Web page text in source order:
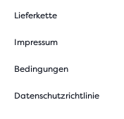
Lieferkette
Impressum
Bedingungen
Datenschutzrichtlinie